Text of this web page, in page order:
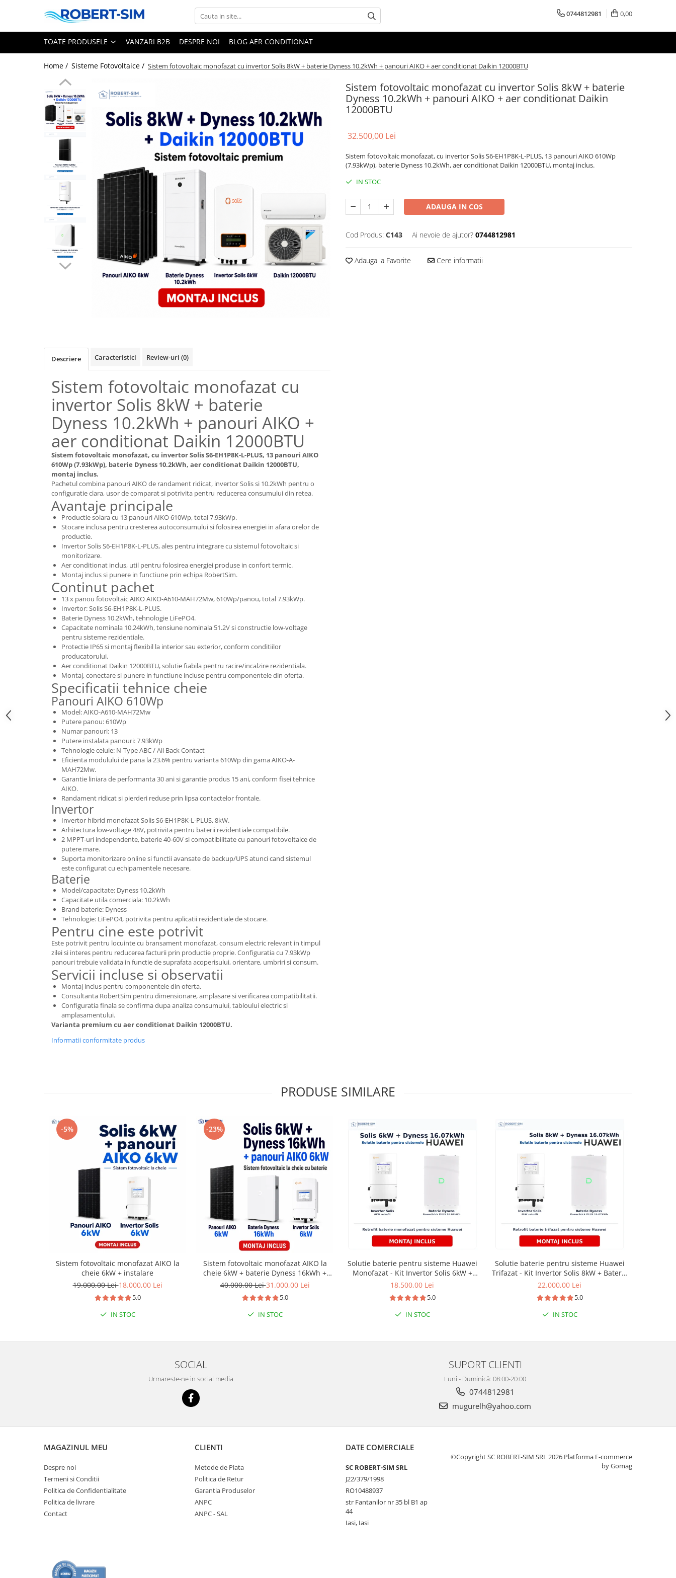
Toate Produsele
Montaj aer condiționat Iași
Pachete aer condiționat cu montaj
Aer conditionat 9000BTU
Aer conditionat 12000BTU
Aer conditionat 15000BTU
Aer conditionat 18000BTU
Aer conditionat 24000BTU
0744812981 0,00
TOATE PRODUSELE VANZARI B2B DESPRE NOI BLOG AER CONDITIONAT
Home / Sisteme Fotovoltaice / Sistem fotovoltaic monofazat cu invertor Solis 8kW + baterie Dyness 10.2kWh + panouri AIKO + aer conditionat Daikin 12000BTU
Sistem fotovoltaic monofazat cu invertor Solis 8kW + baterie
Dyness 10.2kWh + panouri AIKO + aer conditionat Daikin
12000BTU
32.500,00 Lei
Sistem fotovoltaic monofazat, cu invertor Solis S6-EH1P8K-L-PLUS, 13 panouri AIKO 610Wp
(7.93kWp), baterie Dyness 10.2kWh, aer conditionat Daikin 12000BTU, montaj inclus.
IN STOC
ADAUGA IN COS
Cod Produs: C143 Ai nevoie de ajutor? 0744812981
Adauga la Favorite Cere informatii
Descriere Caracteristici Review-uri (0)
Sistem fotovoltaic monofazat cu
invertor Solis 8kW + baterie
Dyness 10.2kWh + panouri AIKO +
aer conditionat Daikin 12000BTU
Sistem fotovoltaic monofazat, cu invertor Solis S6-EH1P8K-L-PLUS, 13 panouri AIKO
610Wp (7.93kWp), baterie Dyness 10.2kWh, aer conditionat Daikin 12000BTU,
montaj inclus.
Pachetul combina panouri AIKO de randament ridicat, invertor Solis si 10.2kWh pentru o
configuratie clara, usor de comparat si potrivita pentru reducerea consumului din retea.
Avantaje principale
Productie solara cu 13 panouri AIKO 610Wp, total 7.93kWp.
Stocare inclusa pentru cresterea autoconsumului si folosirea energiei in afara orelor de
productie.
Invertor Solis S6-EH1P8K-L-PLUS, ales pentru integrare cu sistemul fotovoltaic si
monitorizare.
Aer conditionat inclus, util pentru folosirea energiei produse in confort termic.
Montaj inclus si punere in functiune prin echipa RobertSim.
Continut pachet
13 x panou fotovoltaic AIKO AIKO-A610-MAH72Mw, 610Wp/panou, total 7.93kWp.
Invertor: Solis S6-EH1P8K-L-PLUS.
Baterie Dyness 10.2kWh, tehnologie LiFePO4.
Capacitate nominala 10.24kWh, tensiune nominala 51.2V si constructie low-voltage
pentru sisteme rezidentiale.
Protectie IP65 si montaj flexibil la interior sau exterior, conform conditiilor
producatorului.
Aer conditionat Daikin 12000BTU, solutie fiabila pentru racire/incalzire rezidentiala.
Montaj, conectare si punere in functiune incluse pentru componentele din oferta.
Specificatii tehnice cheie
Panouri AIKO 610Wp
Model: AIKO-A610-MAH72Mw
Putere panou: 610Wp
Numar panouri: 13
Putere instalata panouri: 7.93kWp
Tehnologie celule: N-Type ABC / All Back Contact
Eficienta modulului de pana la 23.6% pentru varianta 610Wp din gama AIKO-A-
MAH72Mw.
Garantie liniara de performanta 30 ani si garantie produs 15 ani, conform fisei tehnice
AIKO.
Randament ridicat si pierderi reduse prin lipsa contactelor frontale.
Invertor
Invertor hibrid monofazat Solis S6-EH1P8K-L-PLUS, 8kW.
Arhitectura low-voltage 48V, potrivita pentru baterii rezidentiale compatibile.
2 MPPT-uri independente, baterie 40-60V si compatibilitate cu panouri fotovoltaice de
putere mare.
Suporta monitorizare online si functii avansate de backup/UPS atunci cand sistemul
este configurat cu echipamentele necesare.
Baterie
Model/capacitate: Dyness 10.2kWh
Capacitate utila comerciala: 10.2kWh
Brand baterie: Dyness
Tehnologie: LiFePO4, potrivita pentru aplicatii rezidentiale de stocare.
Pentru cine este potrivit
Este potrivit pentru locuinte cu bransament monofazat, consum electric relevant in timpul
zilei si interes pentru reducerea facturii prin productie proprie. Configuratia cu 7.93kWp
panouri trebuie validata in functie de suprafata acoperisului, orientare, umbriri si consum.
Servicii incluse si observatii
Montaj inclus pentru componentele din oferta.
Consultanta RobertSim pentru dimensionare, amplasare si verificarea compatibilitatii.
Configuratia finala se confirma dupa analiza consumului, tabloului electric si
amplasamentului.
Varianta premium cu aer conditionat Daikin 12000BTU.
Informatii conformitate produs
PRODUSE SIMILARE
-5%
Sistem fotovoltaic monofazat AIKO la
cheie 6kW + instalare
19.000,00 Lei18.000,00 Lei
5.0
IN STOC
-23%
Sistem fotovoltaic monofazat AIKO la
cheie 6kW + baterie Dyness 16kWh +
instalare
40.000,00 Lei31.000,00 Lei
5.0
IN STOC
Solutie baterie pentru sisteme Huawei
Monofazat - Kit Invertor Solis 6kW +
Baterie Dyness PowerBrick PLUS
18.500,00 Lei
5.0
IN STOC
Solutie baterie pentru sisteme Huawei
Trifazat - Kit Invertor Solis 8kW + Baterie
Dyness PowerBrick PLUS 16.07kWh
22.000,00 Lei
5.0
IN STOC
SOCIAL
Urmareste-ne in social media
SUPORT CLIENTI
Luni - Duminică: 08:00-20:00
0744812981
mugurelh@yahoo.com
MAGAZINUL MEU
Despre noi
Termeni si Conditii
Politica de Confidentialitate
Politica de livrare
Contact
CLIENTI
Metode de Plata
Politica de Retur
Garantia Produselor
ANPC
ANPC - SAL
DATE COMERCIALE
SC ROBERT-SIM SRL
J22/379/1998
RO10488937
str Fantanilor nr 35 bl B1 ap
44
Iasi, Iasi
©Copyright SC ROBERT-SIM SRL 2026 Platforma E-commerce
by Gomag